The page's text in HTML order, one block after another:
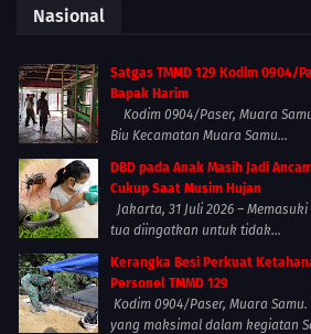
Nasional
Satgas TMMD 129 Kodim 0904/
Bapak Harim
Kodim 0904/Paser, Muara
Biu Kecamatan Muara Samu...
DBD pada Anak Masih Jadi
Cukup Saat Musim Hujan
Jakarta, 31 Juli 2026 –
tua diingatkan untuk tidak...
Kerangka Besi Perkuat
Personel TMMD 129
Kodim 0904/Paser, Muara
yang maksimal dalam kegiatan